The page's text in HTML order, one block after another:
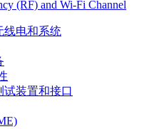
(RF) and Wi-Fi Channel
线电和系统
试装置和接口